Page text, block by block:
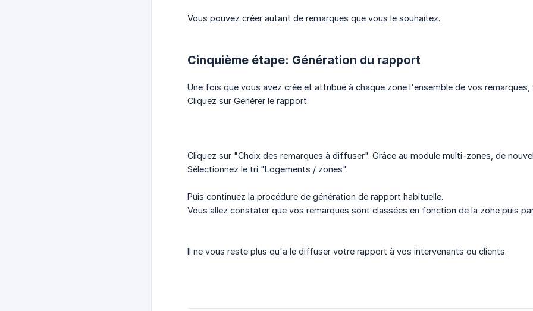
Vous pouvez créer autant de remarques que vous le souhaitez.
Cinquième étape: Génération du rapport
Une fois que vous avez crée et attribué à chaque zone l'ensemble de vos
Cliquez sur Générer le rapport.
Cliquez sur "Choix des remarques à diffuser". Grâce au module multi-zones, de
Sélectionnez le tri "Logements / zones".
Puis continuez la procédure de génération de rapport habituelle.
Vous allez constater que vos remarques sont classées en fonction de la zone puis
Il ne vous reste plus qu'a le diffuser votre rapport à vos intervenants ou clients.